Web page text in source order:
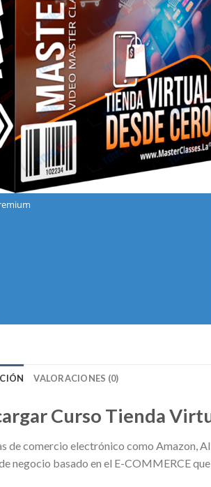
VALORACIONES (0)
Curso Tienda
de comercio electrónico como Amazon,
negocio basado en el E-COMMERCE